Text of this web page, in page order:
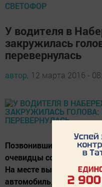
СВЕТОФОР
У водителя в
закружилась
перевернулась
автор, 12 марта 2016 -
Позвонившие сегодня
очевидцы сообщили о
На месте выяснилось,
автомобиль¸ которым